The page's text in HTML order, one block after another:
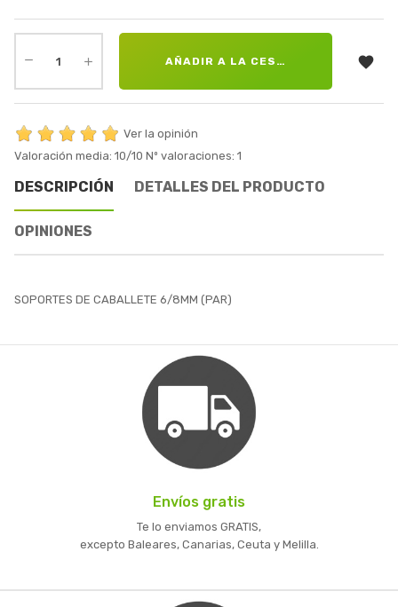
AÑADIR A LA CESTA 
Ver la opinión
Valoración media: 10/10 Nº valoraciones: 1
DESCRIPCIÓN DETALLES DEL PRODUCTO
OPINIONES
SOPORTES DE CABALLETE 6/8MM (PAR)
Envíos gratis
Te lo enviamos GRATIS,
excepto Baleares, Canarias, Ceuta y Melilla.